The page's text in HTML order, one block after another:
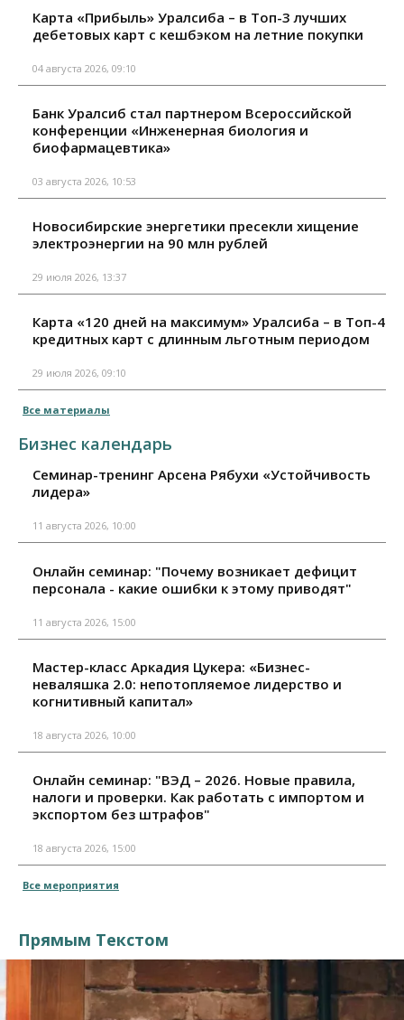
Карта «Прибыль» Уралсиба – в Топ-3 лучших
дебетовых карт с кешбэком на летние покупки
04 августа 2026, 09:10
Банк Уралсиб стал партнером Всероссийской
конференции «Инженерная биология и
биофармацевтика»
03 августа 2026, 10:53
Новосибирские энергетики пресекли хищение
электроэнергии на 90 млн рублей
29 июля 2026, 13:37
Карта «120 дней на максимум» Уралсиба – в Топ-4
кредитных карт с длинным льготным периодом
29 июля 2026, 09:10
Все материалы
Бизнес календарь
Семинар-тренинг Арсена Рябухи «Устойчивость
лидера»
11 августа 2026, 10:00
Онлайн семинар: "Почему возникает дефицит
персонала - какие ошибки к этому приводят"
11 августа 2026, 15:00
Мастер-класс Аркадия Цукера: «Бизнес-
неваляшка 2.0: непотопляемое лидерство и
когнитивный капитал»
18 августа 2026, 10:00
Онлайн семинар: "ВЭД – 2026. Новые правила,
налоги и проверки. Как работать с импортом и
экспортом без штрафов"
18 августа 2026, 15:00
Все мероприятия
Прямым Текстом